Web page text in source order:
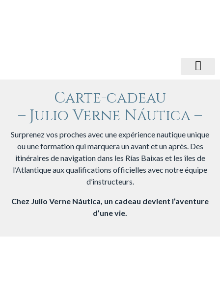
Carte-cadeau
– Julio Verne Náutica –
Surprenez vos proches avec une expérience nautique unique
ou une formation qui marquera un avant et un après. Des
itinéraires de navigation dans les Rías Baixas et les îles de
l’Atlantique aux qualifications officielles avec notre équipe
d’instructeurs.
Chez Julio Verne Náutica, un cadeau devient l’aventure
d’une vie.